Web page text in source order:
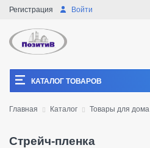
Войти
Регистрация
КАТАЛОГ ТОВАРОВ
Главная Каталог Товары для дома
Стрейч-пленка